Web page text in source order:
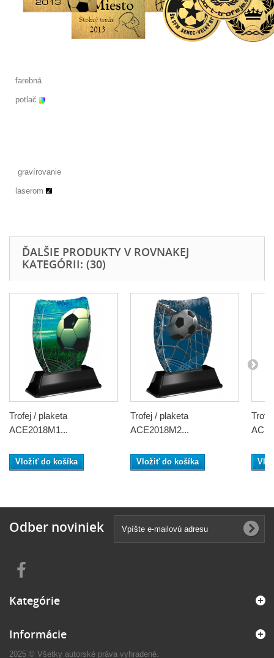
farebná
potlač
gravírovanie
laserom
ĎALŠIE PRODUKTY V ROVNAKEJ
KATEGÓRII: (30)
Trofej / plaketa
ACE2018M1...
Vložiť do košíka
Trofej / plaketa
ACE2018M2...
Vložiť do košíka
Odber noviniek
Kategórie
Informácie
2025 © Všetky autorské práva vyhradené.